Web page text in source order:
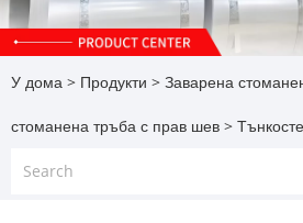
У дома > Продукти > Заварена
стоманена тръба с прав шев >